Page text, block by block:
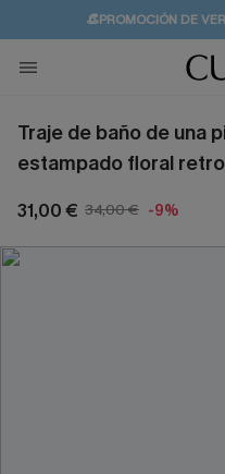
👒PROMOCIÓN DE
🚚ENVÍO
Traje de baño de una
estampado floral retro
31,00 € 34,00 € -9%